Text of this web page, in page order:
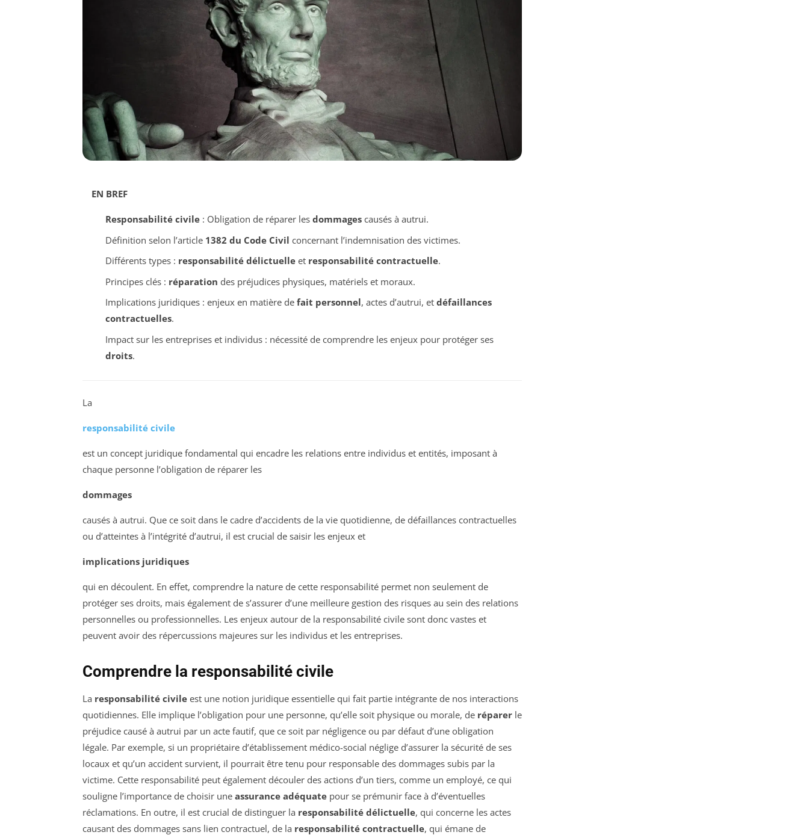
EN BREF
Responsabilité civile: Obligation de réparer les dommagescausés à autrui.
Définition selon l’article 1382 du Code Civil concernant l’indemnisation des victimes.
Différents types : responsabilité délictuelleet responsabilité contractuelle.
Principes clés : réparation des préjudices physiques, matériels et moraux.
Implications juridiques : enjeux en matière de fait personnel, actes d’autrui, et défaillances
contractuelles.
Impact sur les entreprises et individus : nécessité de comprendre les enjeux pour protéger ses
droits.
La
responsabilité civile
est un concept juridique fondamental qui encadre les relations entre individus et entités, imposant à
chaque personne l’obligation de réparer les
dommages
causés à autrui. Que ce soit dans le cadre d’accidents de la vie quotidienne, de défaillances contractuelles
ou d’atteintes à l’intégrité d’autrui, il est crucial de saisir les enjeux et
implications juridiques
qui en découlent. En effet, comprendre la nature de cette responsabilité permet non seulement de
protéger ses droits, mais également de s’assurer d’une meilleure gestion des risques au sein des relations
personnelles ou professionnelles. Les enjeux autour de la responsabilité civile sont donc vastes et
peuvent avoir des répercussions majeures sur les individus et les entreprises.
Comprendre la responsabilité civile
La responsabilité civile est une notion juridique essentielle qui fait partie intégrante de nos interactions
quotidiennes. Elle implique l’obligation pour une personne, qu’elle soit physique ou morale, de réparer le
préjudice causé à autrui par un acte fautif, que ce soit par négligence ou par défaut d’une obligation
légale. Par exemple, si un propriétaire d’établissement médico-social néglige d’assurer la sécurité de ses
locaux et qu’un accident survient, il pourrait être tenu pour responsable des dommages subis par la
victime. Cette responsabilité peut également découler des actions d’un tiers, comme un employé, ce qui
souligne l’importance de choisir une assurance adéquate pour se prémunir face à d’éventuelles
réclamations. En outre, il est crucial de distinguer la responsabilité délictuelle, qui concerne les actes
causant des dommages sans lien contractuel, de la responsabilité contractuelle, qui émane de